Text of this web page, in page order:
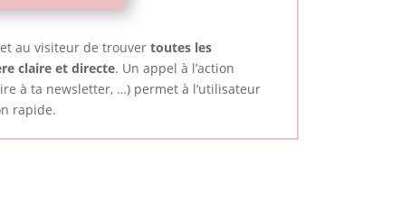
au visiteur de trouver toutes les
claire et directe. Un appel à l’action
à ta newsletter, …) permet à l’utilisateur
rapide.